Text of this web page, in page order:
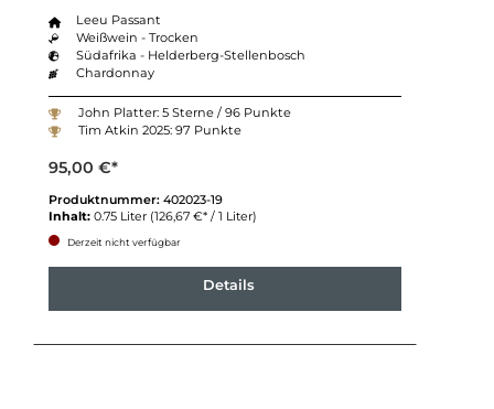
Leeu Passant
Weißwein - Trocken
Südafrika - Helderberg-Stellenbosch
Chardonnay
John Platter: 5 Sterne / 96 Punkte
Tim Atkin 2025: 97 Punkte
95,00 €*
Produktnummer: 402023-19
Inhalt: 0.75 Liter (126,67 €* / 1 Liter)
Derzeit nicht verfügbar
Details